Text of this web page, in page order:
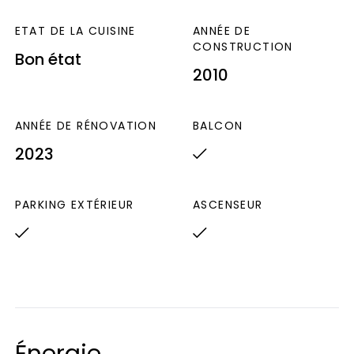
ETAT DE LA CUISINE
Bon état
ANNÉE DE
CONSTRUCTION
2010
ANNÉE DE RÉNOVATION
2023
BALCON
PARKING EXTÉRIEUR ASCENSEUR